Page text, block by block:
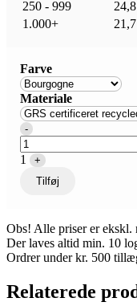
250 - 999
24,8
1.000+
21,7
Farve
Materiale
Quantity
-
1
+
Tilføj
Obs! Alle priser er ekskl.
Der laves altid min. 10
Ordrer under kr. 500
Relaterede